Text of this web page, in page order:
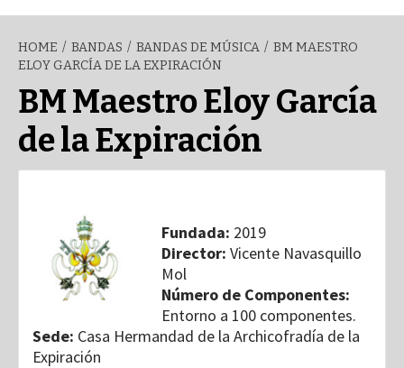
SANTA DE
MÁLAGA
HOME BANDAS BANDAS DE MÚSICA
BM MAESTRO
ELOY GARCÍA DE LA EXPIRACIÓN
BM Maestro Eloy García
de la Expiración
Fundada: 2019
Director: Vicente Navasquillo
Mol
Número de Componentes:
Entorno a 100 componentes.
Sede: Casa Hermandad de la Archicofradía de la
Expiración